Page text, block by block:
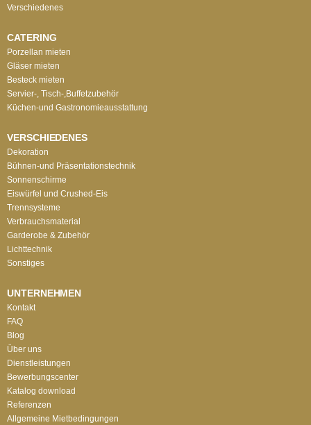
Verschiedenes
CATERING
Porzellan mieten
Gläser mieten
Besteck mieten
Servier-, Tisch-,Buffetzubehör
Küchen-und Gastronomieausstattung
VERSCHIEDENES
Dekoration
Bühnen-und Präsentationstechnik
Sonnenschirme
Eiswürfel und Crushed-Eis
Trennsysteme
Verbrauchsmaterial
Garderobe & Zubehör
Lichttechnik
Sonstiges
UNTERNEHMEN
Kontakt
FAQ
Blog
Über uns
Dienstleistungen
Bewerbungscenter
Katalog download
Referenzen
Allgemeine Mietbedingungen